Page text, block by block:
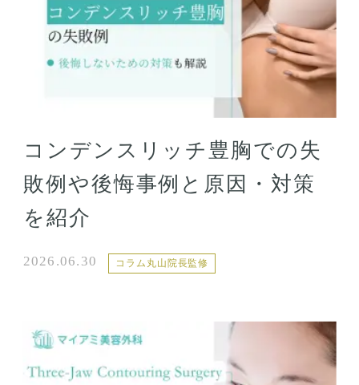
コンデンスリッチ豊胸での失
敗例や後悔事例と原因・対策
を紹介
2026.06.30 コラム丸山院長監修